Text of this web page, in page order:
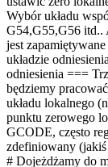
Wybór układu
G54,G55,G56 itd..
jest
układzie
odniesienia ===
będziemy
układu lokalnego
punktu zerowego
GCODE, często
zdefiniowany
# Dojeżdżamy do